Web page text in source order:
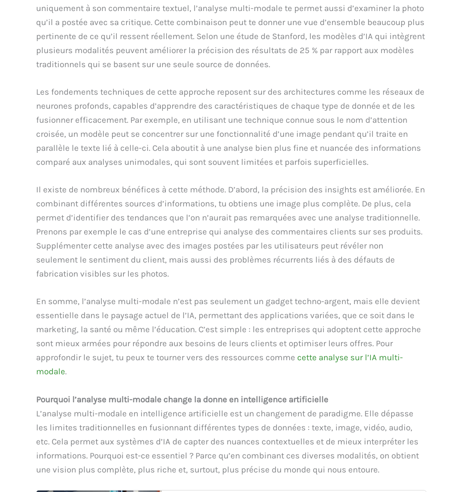
uniquement à son commentaire textuel, l’analyse multi-modale te permet aussi d’examiner la photo
qu’il a postée avec sa critique. Cette combinaison peut te donner une vue d’ensemble beaucoup plus
pertinente de ce qu’il ressent réellement. Selon une étude de Stanford, les modèles d’IA qui intègrent
plusieurs modalités peuvent améliorer la précision des résultats de 25 % par rapport aux modèles
traditionnels qui se basent sur une seule source de données.
Les fondements techniques de cette approche reposent sur des architectures comme les réseaux de
neurones profonds, capables d’apprendre des caractéristiques de chaque type de donnée et de les
fusionner efficacement. Par exemple, en utilisant une technique connue sous le nom d’attention
croisée, un modèle peut se concentrer sur une fonctionnalité d’une image pendant qu’il traite en
parallèle le texte lié à celle-ci. Cela aboutit à une analyse bien plus fine et nuancée des informations
comparé aux analyses unimodales, qui sont souvent limitées et parfois superficielles.
Il existe de nombreux bénéfices à cette méthode. D’abord, la précision des insights est améliorée. En
combinant différentes sources d’informations, tu obtiens une image plus complète. De plus, cela
permet d’identifier des tendances que l’on n’aurait pas remarquées avec une analyse traditionnelle.
Prenons par exemple le cas d’une entreprise qui analyse des commentaires clients sur ses produits.
Supplémenter cette analyse avec des images postées par les utilisateurs peut révéler non
seulement le sentiment du client, mais aussi des problèmes récurrents liés à des défauts de
fabrication visibles sur les photos.
En somme, l’analyse multi-modale n’est pas seulement un gadget techno-argent, mais elle devient
essentielle dans le paysage actuel de l’IA, permettant des applications variées, que ce soit dans le
marketing, la santé ou même l’éducation. C’est simple : les entreprises qui adoptent cette approche
sont mieux armées pour répondre aux besoins de leurs clients et optimiser leurs offres. Pour
approfondir le sujet, tu peux te tourner vers des ressources comme cette analyse sur l’IA multi-
modale.
Pourquoi l’analyse multi-modale change la donne en intelligence artificielle
L’analyse multi-modale en intelligence artificielle est un changement de paradigme. Elle dépasse
les limites traditionnelles en fusionnant différentes types de données : texte, image, vidéo, audio,
etc. Cela permet aux systèmes d’IA de capter des nuances contextuelles et de mieux interpréter les
informations. Pourquoi est-ce essentiel ? Parce qu’en combinant ces diverses modalités, on obtient
une vision plus complète, plus riche et, surtout, plus précise du monde qui nous entoure.